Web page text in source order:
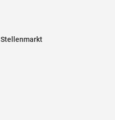
Stellenmarkt